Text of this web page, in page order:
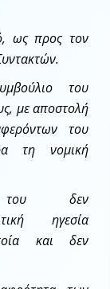
ως προς τον
του
με αποστολή
του
τη νομική
δεν
ηγεσία
και δεν